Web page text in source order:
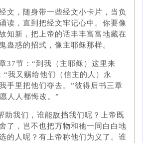
文，随身带一些经文小卡片，当负
读，直到把经文牢记心中。你要像
知新，把上帝的话丰丰富富地藏在
蛊惑的招式，像主耶稣那样。
37节：“到我（主耶稣）这里来
我又赐给他们（信主的人）永
手里把他们夺去。”彼得后书三章
人人都悔改。”
助​​我们，谁能敌挡我们呢？上帝既
了，岂不也把万物和祂一同白白地
的人呢？有上帝称他们为义了。谁